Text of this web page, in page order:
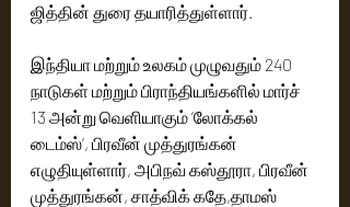
ஜித்தின் துரை தயாரித்துள்ளார்.
இந்தியா மற்றும் உலகம் முழுவதும் 240
நாடுகள் மற்றும் பிராந்தியங்களில் மார்ச்
13 அன்று வெளியாகும் ‘லோக்கல்
டைம்ஸ்’, பிரவீன் முத்துரங்கன்
எழுதியுள்ளார், அபிநவ் கஸ்தூரா, பிரவீன்
முத்துரங்கன், சாத்விக் கதே,தாமஸ்